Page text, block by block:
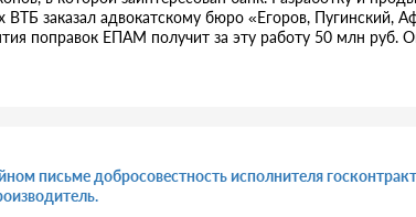
ВТБ заказал адвокатскому бюро «Егоров, Пугинский,
поправок ЕПАМ получит за эту работу 50 млн руб.
письме добросовестность исполнителя